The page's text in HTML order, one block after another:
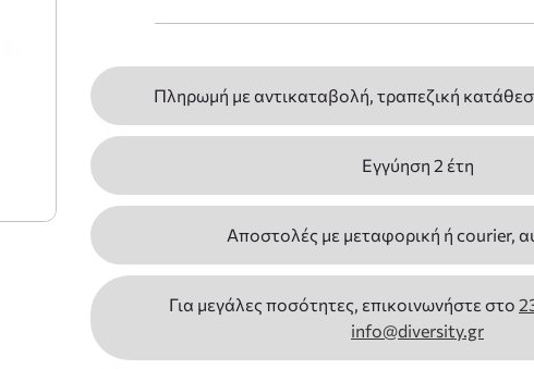
Πληρωμή με αντικαταβολή, τραπεζική
Εγγύηση 2 έτη
Αποστολές με μεταφορική ή courier,
Για μεγάλες ποσότητες, επικοινωνήστε στο
info@diversity.gr